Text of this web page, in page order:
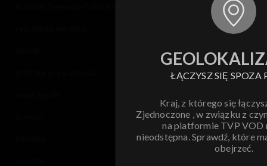
ŁĄCZYSZ SIĘ SPOZA
Kraj, z którego się
Zjednoczone , w związku z
na platformie TVP VOD
nieodstępna. Sprawdź, które
obejrzeć.